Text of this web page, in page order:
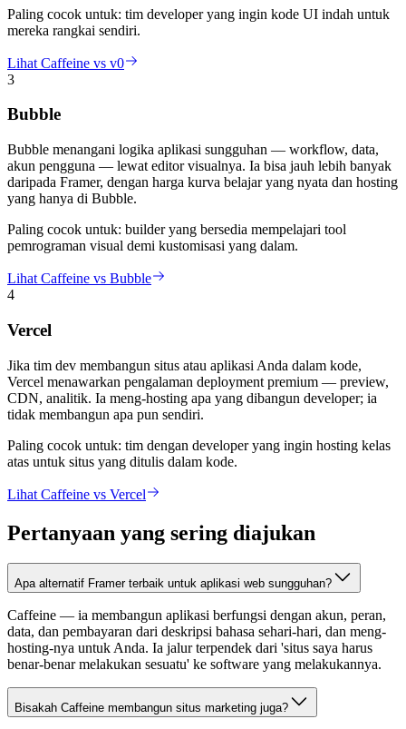
Paling cocok untuk: tim developer yang ingin kode UI indah untuk
mereka rangkai sendiri.
Lihat Caffeine vs v0
3
Bubble
Bubble menangani logika aplikasi sungguhan — workflow, data,
akun pengguna — lewat editor visualnya. Ia bisa jauh lebih banyak
daripada Framer, dengan harga kurva belajar yang nyata dan hosting
yang hanya di Bubble.
Paling cocok untuk: builder yang bersedia mempelajari tool
pemrograman visual demi kustomisasi yang dalam.
Lihat Caffeine vs Bubble
4
Vercel
Jika tim dev membangun situs atau aplikasi Anda dalam kode,
Vercel menawarkan pengalaman deployment premium — preview,
CDN, analitik. Ia meng-hosting apa yang dibangun developer; ia
tidak membangun apa pun sendiri.
Paling cocok untuk: tim dengan developer yang ingin hosting kelas
atas untuk situs yang ditulis dalam kode.
Lihat Caffeine vs Vercel
Pertanyaan yang sering diajukan
Apa alternatif Framer terbaik untuk aplikasi web sungguhan?
Caffeine — ia membangun aplikasi berfungsi dengan akun, peran,
data, dan pembayaran dari deskripsi bahasa sehari-hari, dan meng-
hosting-nya untuk Anda. Ia jalur terpendek dari 'situs saya harus
benar-benar melakukan sesuatu' ke software yang melakukannya.
Bisakah Caffeine membangun situs marketing juga?